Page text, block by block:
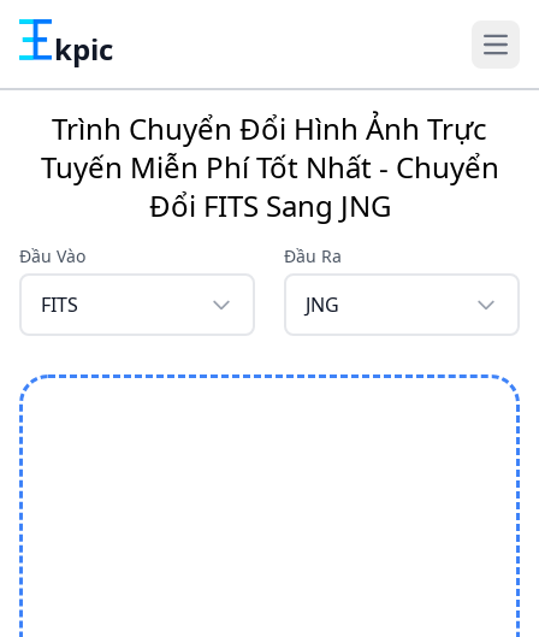
kpic
Trình Chuyển Đổi Hình Ảnh Trực
Tuyến Miễn Phí Tốt Nhất - Chuyển
Đổi FITS Sang JNG
Đầu Vào
FITS
Đầu Ra
JNG